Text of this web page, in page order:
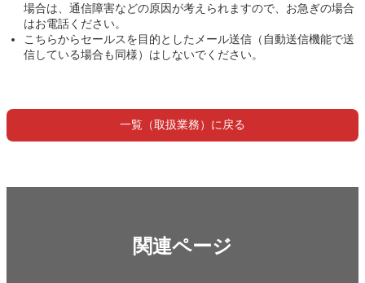
場合は、通信障害などの原因が考えられますので、お急ぎの場合
はお電話ください。
こちらからセールスを目的としたメール送信（自動送信機能で送
信している場合も同様）はしないでください。
一覧（取扱業務）に戻る
関連ページ